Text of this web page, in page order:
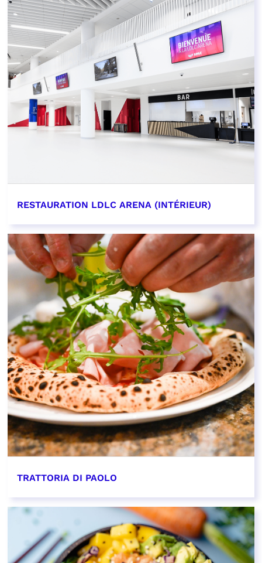
RESTAURATION LDLC ARENA (INTÉRIEUR)
EN SAVOIR PLUS
TRATTORIA DI PAOLO
EN SAVOIR PLUS